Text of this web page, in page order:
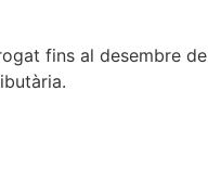
fins al desembre de